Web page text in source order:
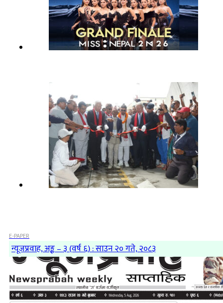
E-PAPER
न्यूजप्रवाह, अङ्क – ३ (वर्ष ६) : साउन २० गते, २०८३